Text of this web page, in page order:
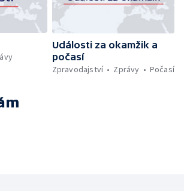
Události za okamžik a
počasí
Zpravodajství
Zprávy Počasí